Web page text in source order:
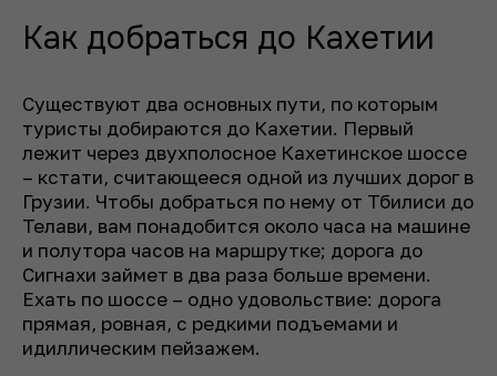
Как добраться до Кахетии
Существуют два основных пути, по которым
туристы добираются до Кахетии. Первый
лежит через двухполосное Кахетинское шоссе
– кстати, считающееся одной из лучших дорог в
Грузии. Чтобы добраться по нему от Тбилиси до
Телави, вам понадобится около часа на машине
и полутора часов на маршрутке; дорога до
Сигнахи займет в два раза больше времени.
Ехать по шоссе – одно удовольствие: дорога
прямая, ровная, с редкими подъемами и
идиллическим пейзажем.